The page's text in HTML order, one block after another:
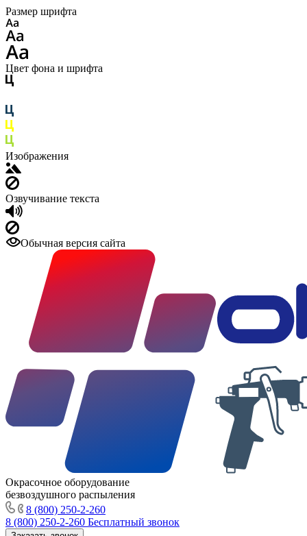
Размер шрифта
Цвет фона и шрифта
Изображения
Озвучивание текста
Обычная версия сайта
Окрасочное оборудование
безвоздушного распыления
8 (800) 250-2-260
8 (800) 250-2-260 Бесплатный звонок